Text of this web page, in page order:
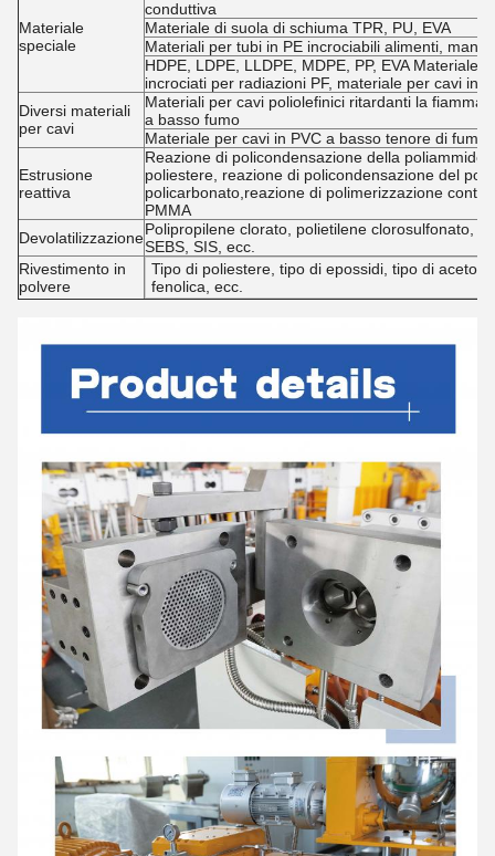
Materiale
speciale
conduttiva
Materiale di suola di schiuma TPR, PU, EVA
Materiali per tubi in PE incrociabili alimenti,
HDPE, LDPE, LLDPE, MDPE, PP, EVA
incrociati per radiazioni PF, materiale per cavi
Diversi materiali
per cavi
Materiali per cavi poliolefinici ritardanti la
a basso fumo
Materiale per cavi in PVC a basso tenore di
Estrusione
reattiva
Reazione di policondensazione della
poliestere, reazione di policondensazione del
policarbonato,reazione di polimerizzazione
PMMA
DevolatilizzazionePolipropilene clorato, polietilene clorosulfonato,
SEBS, SIS, ecc.
Rivestimento in
polvere
Tipo di poliestere, tipo di epossidi, tipo di aceto
fenolica, ecc.